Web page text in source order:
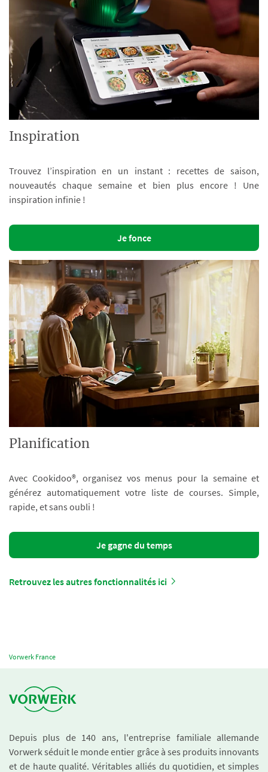
Inspiration
Trouvez l’inspiration en un instant : recettes de saison,
nouveautés chaque semaine et bien plus encore ! Une
inspiration infinie !
Je fonce
Planification
Avec Cookidoo®, organisez vos menus pour la semaine et
générez automatiquement votre liste de courses. Simple,
rapide, et sans oubli !
Je gagne du temps
Retrouvez les autres fonctionnalités ici
Vorwerk France
Depuis plus de 140 ans, l'entreprise familiale allemande
Vorwerk séduit le monde entier grâce à ses produits innovants
et de haute qualité. Véritables alliés du quotidien, et simples